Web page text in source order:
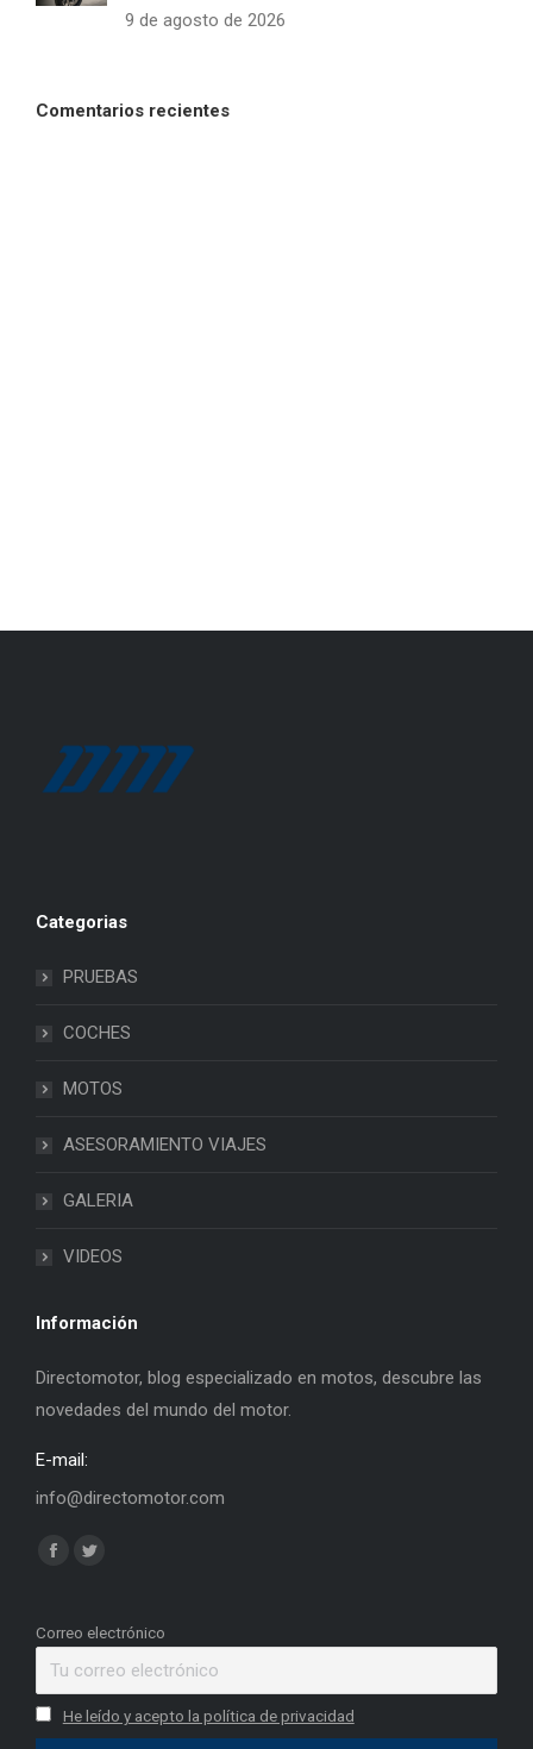
9 de agosto de 2026
Comentarios recientes
Categorias
PRUEBAS
COCHES
MOTOS
ASESORAMIENTO VIAJES
GALERIA
VIDEOS
Información
Directomotor, blog especializado en motos, descubre las
novedades del mundo del motor.
E-mail:
info@directomotor.com
Find us on:
Facebook
opens
window
Twitter
opens
window
Correo electrónico
He leído y acepto la política de privacidad